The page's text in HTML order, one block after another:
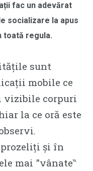
fac un adevărat
socializare la apus
toată regula.
sunt
mobile ce
vizibile corpuri
la ce oră este
prozeliți și în
mai ″vânate‶